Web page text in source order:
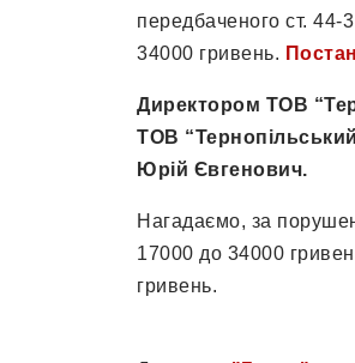
передбаченого ст. 44-
34000 гривень.
Директором ТОВ
ТОВ
Юрій Євгенович.
Нагадаємо, за
17000 до 34000
гривень.